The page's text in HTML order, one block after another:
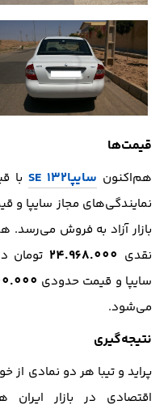
قیمت‌ها
هم‌اکنون سایپا132 SE با
نمایندگی‌های مجاز سایپا و
بازار آزاد به فروش می‌رسد.
نقدی 24.968.000تومان
سایپا و قیمت حدودی
می‌شود.
نتیجه‌گیری
پراید و تیبا هر دو نمادی از
اقتصادی در بازار ایران